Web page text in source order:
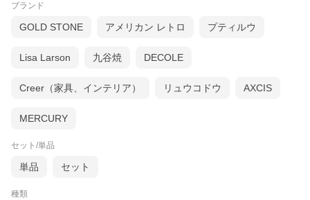
ブランド
GOLD STONE アメリカン レトロ プティルウ
Lisa Larson 九谷焼 DECOLE
Creer（家具、インテリア） リュウコドウ AXCIS
MERCURY
セット/単品
単品 セット
種類